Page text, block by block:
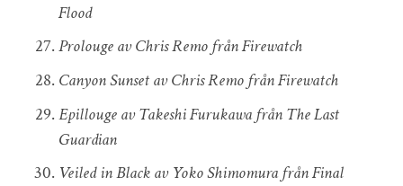
Flood
Prolouge av Chris Remo från Firewatch
Canyon Sunset av Chris Remo från Firewatch
Epillouge av Takeshi Furukawa från The Last
Guardian
Veiled in Black av Yoko Shimomura från Final